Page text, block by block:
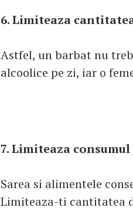
6. Limiteaza
Astfel, un barbat nu
alcoolice pe zi, iar o
7. Limiteaza
Sarea si alimentele
Limiteaza-ti cantitatea